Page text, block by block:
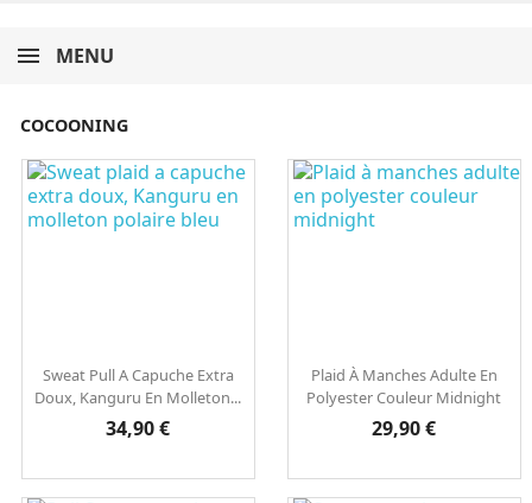
MENU
COCOONING
Sweat Pull A Capuche Extra
Doux, Kanguru En Molleton...
Prix
34,90 €
Plaid À Manches Adulte En
Polyester Couleur Midnight
Prix
29,90 €